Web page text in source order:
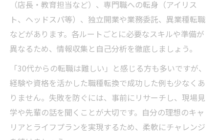
（店長・教育担当など）、専門職への転身（アイリス
ト、ヘッドスパ等）、独立開業や業務委託、異業種転職
などがあります。各ルートごとに必要なスキルや準備が
異なるため、情報収集と自己分析を徹底しましょう。
「30代からの転職は難しい」と感じる方も多いですが、
経験や資格を活かした職種転換で成功した例も少なくあ
りません。失敗を防ぐには、事前にリサーチし、現場見
学や先輩の話を聞くことが大切です。自分の理想のキャ
リアとライフプランを実現するため、柔軟にチャレンジ